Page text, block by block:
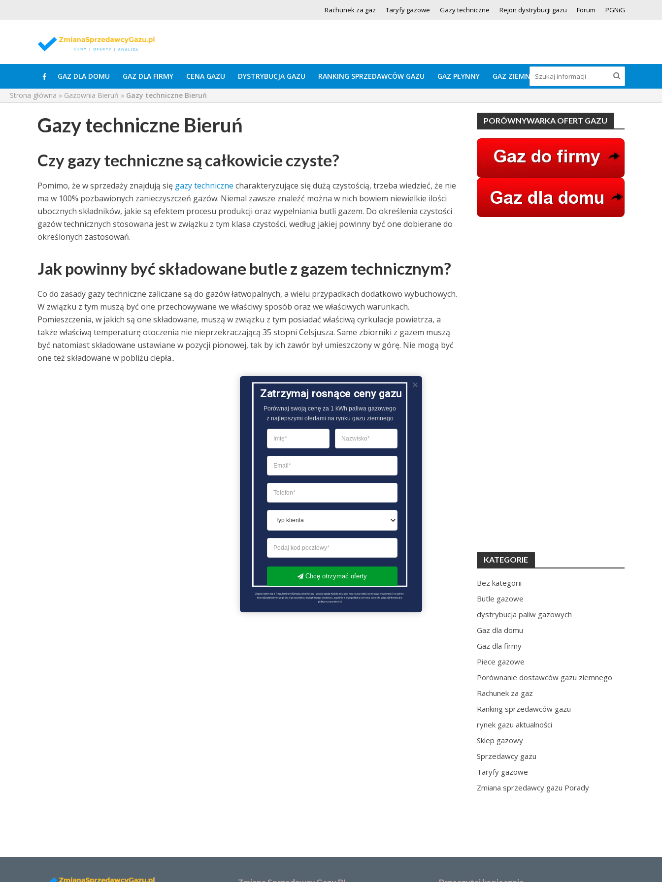
Rachunek za gaz Taryfy gazowe Gazy techniczne Rejon dystrybucji gazu Forum PGNiG
GAZ DLA DOMU GAZ DLA FIRMY CENA GAZU DYSTRYBUCJA GAZU RANKING SPRZEDAWCÓW GAZU GAZ PŁYNNY GAZ ZIEMNY
Strona główna » Gazownia Bieruń » Gazy techniczne Bieruń
Gazy techniczne Bieruń
Czy gazy techniczne są całkowicie czyste?
Pomimo, że w sprzedaży znajdują się gazy techniczne charakteryzujące się dużą czystością, trzeba wiedzieć, że nie
ma w 100% pozbawionych zanieczyszczeń gazów. Niemal zawsze znaleźć można w nich bowiem niewielkie ilości
ubocznych składników, jakie są efektem procesu produkcji oraz wypełniania butli gazem. Do określenia czystości
gazów technicznych stosowana jest w związku z tym klasa czystości, według jakiej powinny być one dobierane do
określonych zastosowań.
Jak powinny być składowane butle z gazem technicznym?
Co do zasady gazy techniczne zaliczane są do gazów łatwopalnych, a wielu przypadkach dodatkowo wybuchowych.
W związku z tym muszą być one przechowywane we właściwy sposób oraz we właściwych warunkach.
Pomieszczenia, w jakich są one składowane, muszą w związku z tym posiadać właściwą cyrkulacje powietrza, a
także właściwą temperaturę otoczenia nie nieprzekraczającą 35 stopni Celsjusza. Same zbiorniki z gazem muszą
być natomiast składowane ustawiane w pozycji pionowej, tak by ich zawór był umieszczony w górę. Nie mogą być
one też składowane w pobliżu ciepła..
PORÓWNYWARKA OFERT GAZU
KATEGORIE
Bez kategorii
Butle gazowe
dystrybucja paliw gazowych
Gaz dla domu
Gaz dla firmy
Piece gazowe
Porównanie dostawców gazu ziemnego
Rachunek za gaz
Ranking sprzedawców gazu
rynek gazu aktualności
Sklep gazowy
Sprzedawcy gazu
Taryfy gazowe
Zmiana sprzedawcy gazu Porady
Zatrzymaj rosnące ceny gazu
Porównaj swoją cenę za 1 kWh paliwa gazowego
z najlepszymi ofertami na rynku gazu ziemnego
Chcę otrzymać oferty
Zapoznałem się z Regulaminem Świadczenie Usług i go akceptuję Każdą ze zgód można wycofać wysyłając wiadomość na adres
biuro@optimalenergy.pl lub w przypadku zewnętrznego dostawcy, zgodnie z jego polityką ochrony danych. Więcej informacji w
polityce prywatności